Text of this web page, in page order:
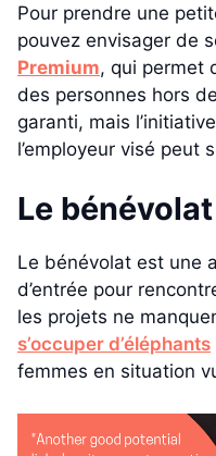
Pour prendre une
pouvez envisager de
Premium, qui permet
des personnes hors
garanti, mais
l’employeur visé peut
Le bénévolat
Le bénévolat est une
d’entrée pour
les projets ne
s’occuper d’éléphants
femmes en situation